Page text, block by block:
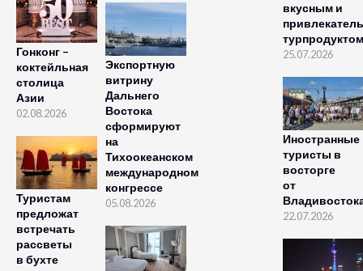
Гонконг –
коктейльная
столица
Азии
02.08.2026
Туристам
предложат
встречать
рассветы
в бухте
Экспортную
витрину
Дальнего
Востока
сформируют
на
Тихоокеанском
международном
конгрессе
05.08.2026
вкусным и
турпродуктом
25.07.2026
Иностранные
туристы в
восторге
от
22.07.2026